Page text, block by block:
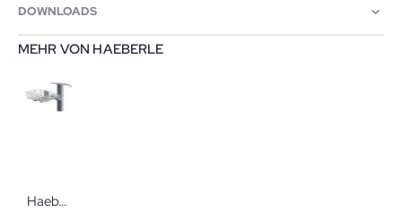
DOWNLOADS
MEHR VON HAEBERLE
Haeberle Ablagekorb ausziehbar für den Gerätewagen fuego Zubehör für Vielzweckwagen